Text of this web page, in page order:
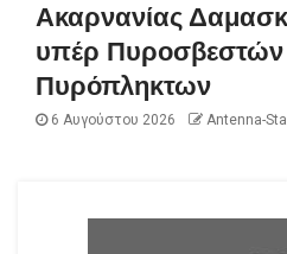
Ακαρνανίας
υπέρ Πυροσβεστών
Πυρόπληκτων
6 Αυγούστου 2026 Antenna-